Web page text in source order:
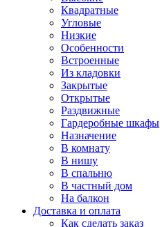
Квадратные
Угловые
Низкие
Особенности
Встроенные
Из кладовки
Закрытые
Открытые
Раздвижные
Гардеробные шкафы
Назначение
В комнату
В нишу
В спальню
В частный дом
На балкон
Доставка и оплата
Как сделать заказ